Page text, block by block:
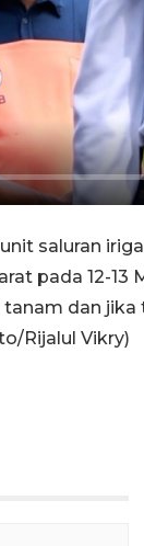
saluran
pada 12-
dan
Rijalul Vikry)